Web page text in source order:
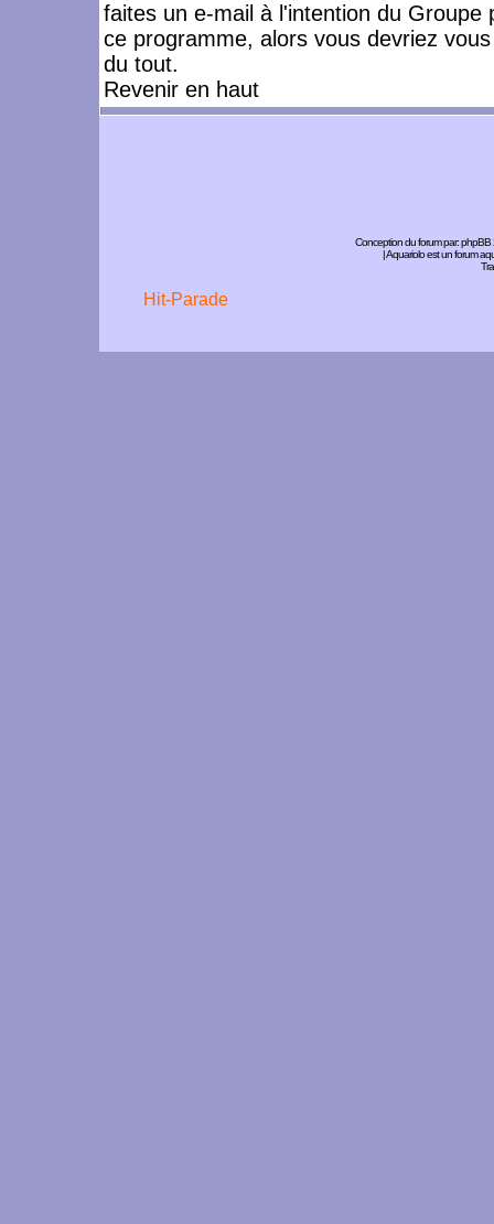
faites un e-mail à l'intention du
ce programme, alors vous devriez
du tout.
Revenir en haut
Conception du forum par:phpBB
| Aquariolo est un forum